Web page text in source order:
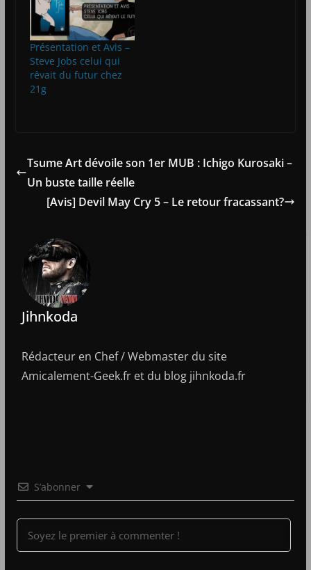
Présentation et Avis –
Steve Jobs celui qui
rêvait du futur chez
21g
Tsume Art dévoile son 1er MUB : Ichigo Kurosaki –
Un buste taille réelle
[Avis] Devil May Cry 5 – Le retour fracassant?
Jihnkoda
Rédacteur en Chef / Webmaster du site
Amicalement-Geek.fr et du blog jihnkoda.fr
S’abonner